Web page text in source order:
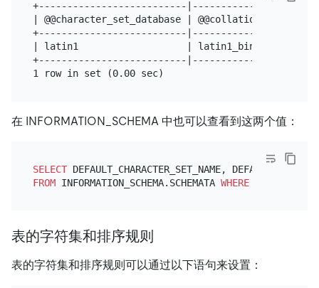
+--------------------------|----------------------
| @@character_set_database | @@collation_database
+--------------------------|----------------------
| latin1                   | latin1_bin
+--------------------------|----------------------
在 INFORMATION_SCHEMA 中也可以查看到这两个值：
SELECT
FROM INFORMATION_SCHEMA.SCHEMATA WHERE
表的字符集和排序规则
表的字符集和排序规则可以通过以下语句来设置：